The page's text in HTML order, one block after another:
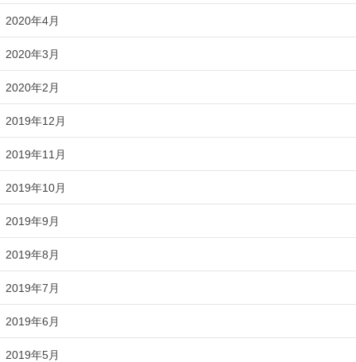
2020年4月
2020年3月
2020年2月
2019年12月
2019年11月
2019年10月
2019年9月
2019年8月
2019年7月
2019年6月
2019年5月